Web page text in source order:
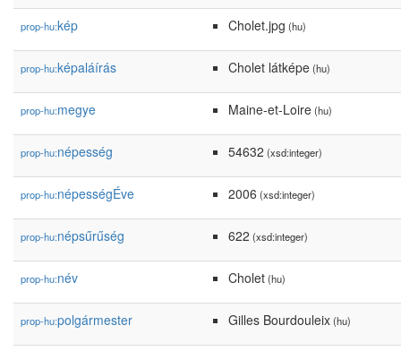
prop-hu:kép Cholet.jpg (hu)
prop-hu:képaláírás Cholet látképe(hu)
prop-hu:megye Maine-et-Loire(hu)
prop-hu:népesség 54632 (xsd:integer)
prop-hu:népességÉve 2006 (xsd:integer)
prop-hu:népsűrűség 622 (xsd:integer)
prop-hu:név Cholet(hu)
prop-hu:polgármester Gilles Bourdouleix(hu)